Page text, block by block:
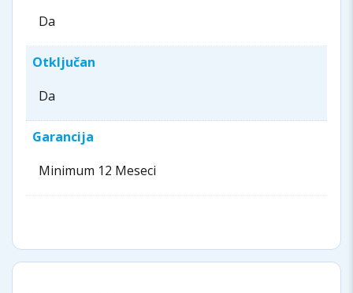
Da
Otključan
Da
Garancija
Minimum 12 Meseci